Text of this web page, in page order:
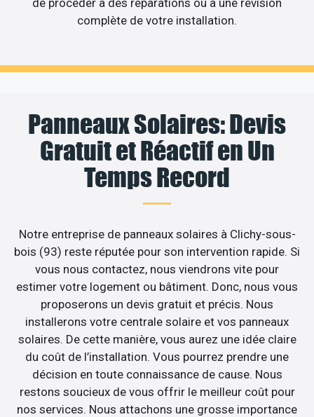
de procéder à des réparations ou à une révision
complète de votre installation.
Panneaux Solaires: Devis
Gratuit et Réactif en Un
Temps Record
Notre entreprise de panneaux solaires à Clichy-sous-
bois (93) reste réputée pour son intervention rapide. Si
vous nous contactez, nous viendrons vite pour
estimer votre logement ou bâtiment. Donc, nous vous
proposerons un devis gratuit et précis. Nous
installerons votre centrale solaire et vos panneaux
solaires. De cette manière, vous aurez une idée claire
du coût de l’installation. Vous pourrez prendre une
décision en toute connaissance de cause. Nous
restons soucieux de vous offrir le meilleur coût pour
nos services. Nous attachons une grosse importance